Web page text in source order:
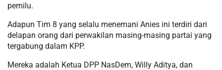
pemilu.
Adapun Tim 8 yang selalu menemani Anies ini terdiri dari
delapan orang dari perwakilan masing-masing partai yang
tergabung dalam KPP.
Mereka adalah Ketua DPP NasDem, Willy Aditya, dan